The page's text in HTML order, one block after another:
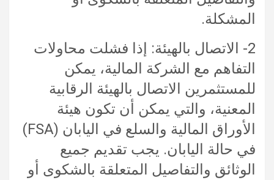
المشكلة.
2- الاتصال بالهيئة: إذا فشلت محاولات
التفاهم مع الشركة المالية، يمكن
للمستثمرين الاتصال بالهيئة الرقابية
المعنية، والتي يمكن أن تكون هيئة
الأوراق المالية والسلع في اليابان (FSA)
في حالة اليابان. يجب تقديم جميع
الوثائق والتفاصيل المتعلقة بالشكوى أو